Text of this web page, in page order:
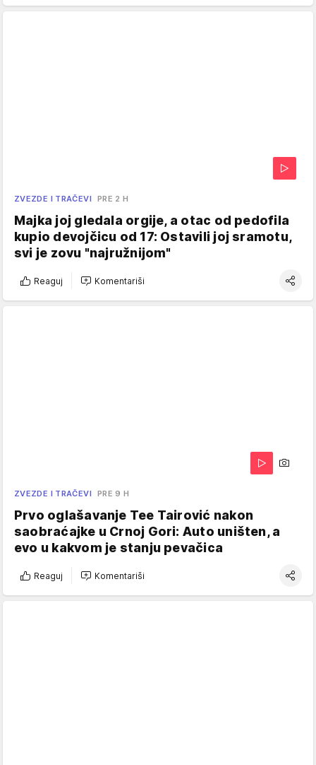
ZVEZDE I TRAČEVI PRE 2 H
Majka joj gledala orgije, a otac od pedofila
kupio devojčicu od 17: Ostavili joj sramotu,
svi je zovu "najružnijom"
Reaguj Komentariši
ZVEZDE I TRAČEVI PRE 9 H
Prvo oglašavanje Tee Tairović nakon
saobraćajke u Crnoj Gori: Auto uništen, a
evo u kakvom je stanju pevačica
Reaguj Komentariši